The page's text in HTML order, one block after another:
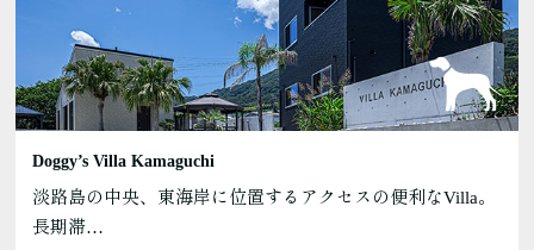
Doggy’s Villa Kamaguchi
淡路島の中央、東海岸に位置するアクセスの便利なVilla。
長期滞…